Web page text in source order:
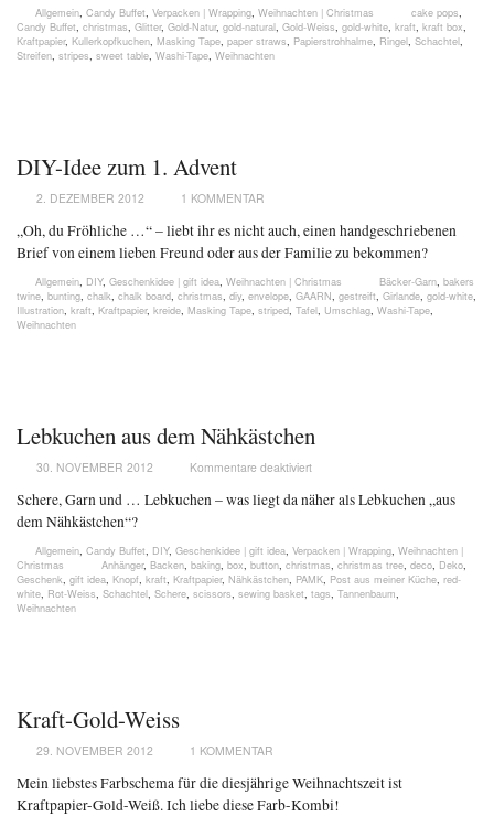
Allgemein, Candy Buffet, Verpacken | Wrapping, Weihnachten | Christmas cake pops,
Candy Buffet, christmas, Glitter, Gold-Natur, gold-natural, Gold-Weiss, gold-white, kraft, kraft box,
Kraftpapier, Kullerkopfkuchen, Masking Tape, paper straws, Papierstrohhalme, Ringel, Schachtel,
Streifen, stripes, sweet table, Washi-Tape, Weihnachten
DIY-Idee zum 1. Advent
2. DEZEMBER 2012 1 KOMMENTAR
„Oh, du Fröhliche …“ – liebt ihr es nicht auch, einen handgeschriebenen
Brief von einem lieben Freund oder aus der Familie zu bekommen?
Allgemein, DIY, Geschenkidee | gift idea, Weihnachten | Christmas Bäcker-Garn, bakers
twine, bunting, chalk, chalk board, christmas, diy, envelope, GAARN, gestreift, Girlande, gold-white,
Illustration, kraft, Kraftpapier, kreide, Masking Tape, striped, Tafel, Umschlag, Washi-Tape,
Weihnachten
Lebkuchen aus dem Nähkästchen
30. NOVEMBER 2012 Kommentare deaktiviert
Schere, Garn und … Lebkuchen – was liegt da näher als Lebkuchen „aus
dem Nähkästchen“?
Allgemein, Candy Buffet, DIY, Geschenkidee | gift idea, Verpacken | Wrapping, Weihnachten |
Christmas
Anhänger, Backen, baking, box, button, christmas, christmas tree, deco, Deko,
Geschenk, gift idea, Knopf, kraft, Kraftpapier, Nähkästchen, PAMK, Post aus meiner Küche, red-
white, Rot-Weiss, Schachtel, Schere, scissors, sewing basket, tags, Tannenbaum,
Weihnachten
Kraft-Gold-Weiss
29. NOVEMBER 2012 1 KOMMENTAR
Mein liebstes Farbschema für die diesjährige Weihnachtszeit ist
Kraftpapier-Gold-Weiß. Ich liebe diese Farb-Kombi!